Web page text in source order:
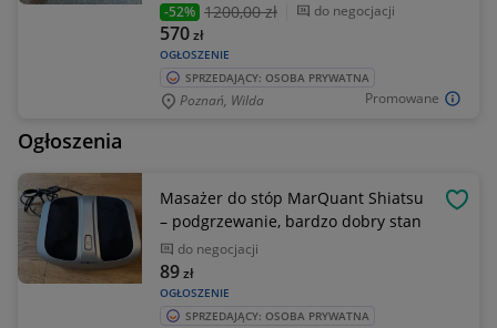
Promowane
-52% 1200,00 zł do negocjacji
OGŁOSZENIE
570zł
SPRZEDAJĄCY: OSOBA PRYWATNA
Poznań, Wilda
Ogłoszenia
Masażer do stóp MarQuant Shiatsu
– podgrzewanie, bardzo dobry stan
do negocjacji
OGŁOSZENIE
89zł
SPRZEDAJĄCY: OSOBA PRYWATNA